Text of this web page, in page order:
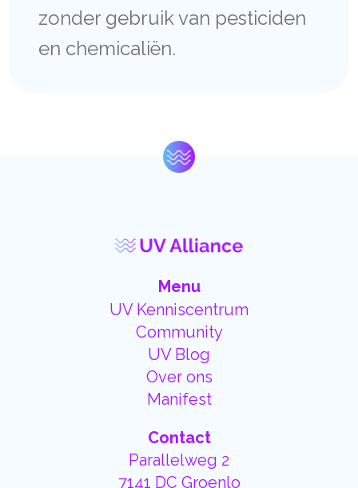
zonder gebruik van pesticiden
en chemicaliën.
Menu
UV Kenniscentrum
Community
UV Blog
Over ons
Manifest
Contact
Parallelweg 2
7141 DC Groenlo